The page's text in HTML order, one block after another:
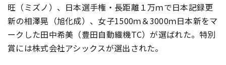
旺（ミズノ）、日本選手権・長距離１万ｍで日本記録更
新の相澤晃（旭化成）、女子1500ｍ＆3000ｍ日本新をマ
ークした田中希美（豊田自動織機TC）が選ばれた。特別
賞には株式会社アシックスが選出された。